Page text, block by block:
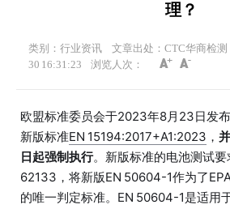
理？
类别：行业资讯 文章出处：CTC华商检测
30 16:31:23
浏览人次：
欧盟标准委员会于2023年8月23日发
新版标准EN 15194:2017+A1:2023 ，
日起强制执行。新版标准的电池测试
62133，将新版EN 50604-1作为了
的唯一判定标准。EN 50604-1是适用